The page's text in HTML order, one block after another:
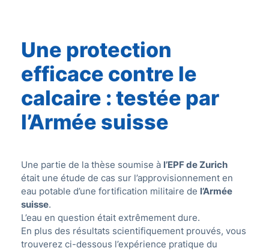
Une protection
efficace contre le
calcaire : testée par
l’Armée suisse
Une partie de la thèse soumise à l’EPF de Zurich
était une étude de cas sur l’approvisionnement en
eau potable d’une fortification militaire de l’Armée
suisse.
L’eau en question était extrêmement dure.
En plus des résultats scientifiquement prouvés, vous
trouverez ci-dessous l’expérience pratique du